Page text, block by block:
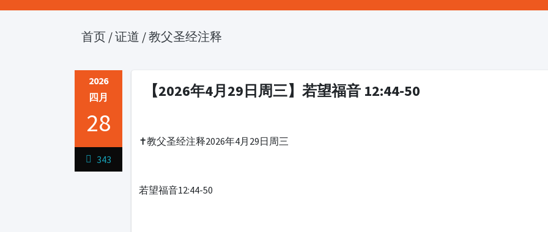
首页 /证道 /教父圣经注释
2026
四月
28
343
【2026年4月29日周三】若望福音 12:44-50
✝️教父圣经注释2026年4月29日周三
若望福音12:44-50